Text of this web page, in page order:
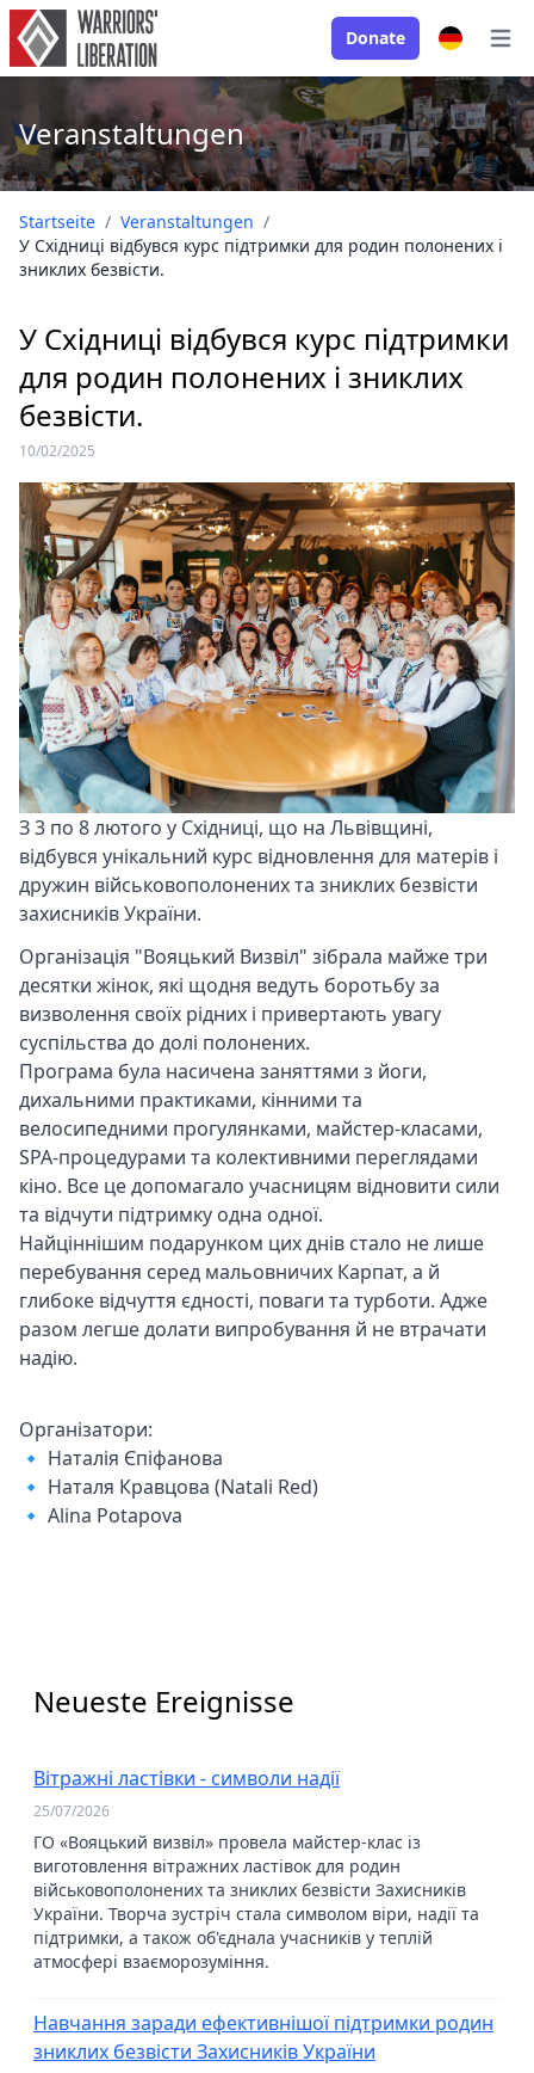
Donate
Veranstaltungen
Startseite / Veranstaltungen /
У Східниці відбувся курс підтримки для родин полонених і
зниклих безвісти.
У Східниці відбувся курс підтримки
для родин полонених і зниклих
безвісти.
10/02/2025
З 3 по 8 лютого у Східниці, що на Львівщині,
відбувся унікальний курс відновлення для матерів і
дружин військовополонених та зниклих безвісти
захисників України.
Організація "Вояцький Визвіл" зібрала майже три
десятки жінок, які щодня ведуть боротьбу за
визволення своїх рідних і привертають увагу
суспільства до долі полонених.
Програма була насичена заняттями з йоги,
дихальними практиками, кінними та
велосипедними прогулянками, майстер-класами,
SPA-процедурами та колективними переглядами
кіно. Все це допомагало учасницям відновити сили
та відчути підтримку одна одної.
Найціннішим подарунком цих днів стало не лише
перебування серед мальовничих Карпат, а й
глибоке відчуття єдності, поваги та турботи. Адже
разом легше долати випробування й не втрачати
надію.
Організатори:
🔹 Наталія Єпіфанова
🔹 Наталя Кравцова (Natali Red)
🔹 Alina Potapova
Neueste Ereignisse
Вітражні ластівки - символи надії
25/07/2026
ГО «Вояцький визвіл» провела майстер-клас із
виготовлення вітражних ластівок для родин
військовополонених та зниклих безвісти Захисників
України. Творча зустріч стала символом віри, надії та
підтримки, а також об'єднала учасників у теплій
атмосфері взаєморозуміння.
Навчання заради ефективнішої підтримки родин
зниклих безвісти Захисників України